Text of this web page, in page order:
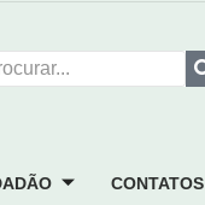
CONTATOS